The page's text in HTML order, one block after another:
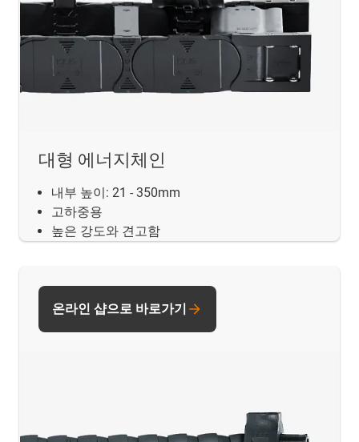
대형 에너지체인
내부 높이: 21 - 350mm
고하중용
높은 강도와 견고함
온라인 샵으로 바로가기